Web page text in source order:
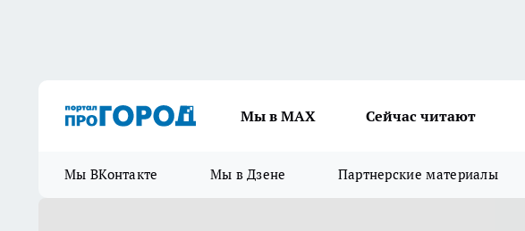
Мы в МАХ Сейчас читают
Мы ВКонтакте Мы в Дзене Партнерские материалы